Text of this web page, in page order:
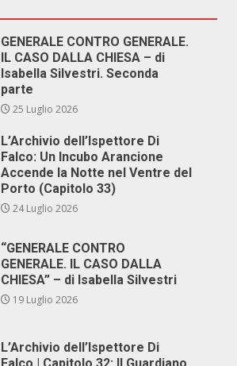
GENERALE CONTRO GENERALE.
IL CASO DALLA CHIESA – di
Isabella Silvestri. Seconda
parte
25 Luglio 2026
L’Archivio dell’Ispettore Di
Falco: Un Incubo Arancione
Accende la Notte nel Ventre del
Porto (Capitolo 33)
24 Luglio 2026
“GENERALE CONTRO
GENERALE. IL CASO DALLA
CHIESA” – di Isabella Silvestri
19 Luglio 2026
L’Archivio dell’Ispettore Di